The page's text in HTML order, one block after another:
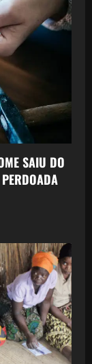
SAIU DO